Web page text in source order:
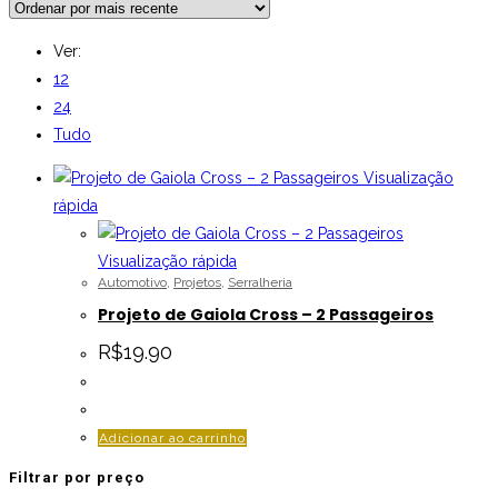
Ver:
12
24
Tudo
Visualização
rápida
Visualização rápida
Automotivo, Projetos, Serralheria
Projeto de Gaiola Cross – 2 Passageiros
R$19.90
Adicionar ao carrinho
Filtrar por preço